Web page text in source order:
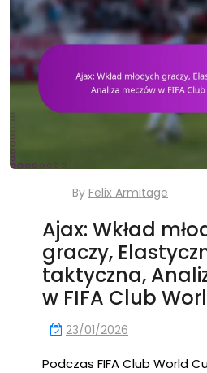
By Felix Armitage
Ajax: Wkład
graczy,
taktyczna,
w FIFA Club
23/01/2026
Podczas FIFA Club World